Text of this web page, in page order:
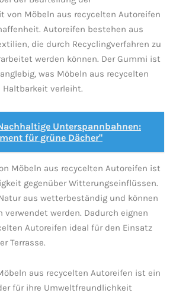
von Möbeln aus recycelten Autoreifen‍
Autoreifen bestehen aus
die durch Recyclingverfahren ⁣zu
werden⁢ können. Der‍ Gummi‍ ist
⁤was Möbeln aus recycelten
‌Haltbarkeit verleiht.
Unterspannbahnen:
für grüne Dächer"
Möbeln ‌aus recycelten Autoreifen ⁤ist
gegenüber Witterungseinflüssen.
aus wetterbeständig und können
‍verwendet werden. Dadurch eignen
Autoreifen ideal für den Einsatz
Terrasse.
aus recycelten Autoreifen ist ein
für⁢ ihre Umweltfreundlichkeit